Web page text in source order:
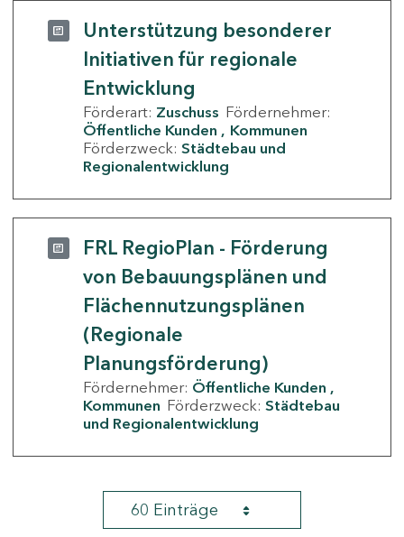
Unterstützung besonderer
Initiativen für regionale
Entwicklung
Förderart: Zuschuss Fördernehmer:
Öffentliche Kunden
Kommunen
Förderzweck: Städtebau und
Regionalentwicklung
FRL RegioPlan - Förderung
von Bebauungsplänen und
Flächennutzungsplänen
(Regionale
Planungsförderung)
Fördernehmer: Öffentliche Kunden
Kommunen Förderzweck: Städtebau
und Regionalentwicklung
60 Einträge